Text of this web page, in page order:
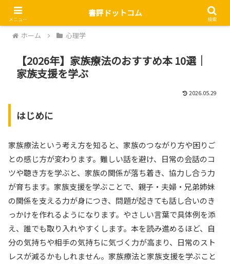
ホーム 心理学
【2026年】家族療法のおすすめ本 10選｜
家族支援を学ぶ
2026.05.29
はじめに
家族療法という考え方を知ると、家族のつながり方や困りご
との感じ方が変わります。難しい話を避け、日常の会話のコ
ツや聴き方を学ぶと、家族の関係が落ち着き、協力し合う力
が育ちます。家族支援を学ぶことで、親子・夫婦・兄弟姉妹
の関係を支える力が身につき、問題が起きても話し合いのき
っかけを作れるようになります。やさしい言葉で具体例を添
え、誰でも取り入れやすくします。本を読み進めるほど、自
分の気持ちや相手の気持ちに気づく力が高まり、日常のスト
レスが減るかもしれません。家族療法と家族支援を学ぶこと
メニュー
書評ドットコム
検索